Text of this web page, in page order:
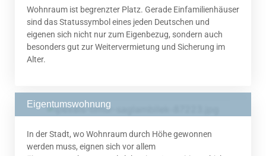
Wohnraum ist begrenzter Platz. Gerade Einfamilienhäuser
sind das Statussymbol eines jeden Deutschen und
eigenen sich nicht nur zum Eigenbezug, sondern auch
besonders gut zur Weitervermietung und Sicherung im
Alter.
Eigentumswohnung
In der Stadt, wo Wohnraum durch Höhe gewonnen
werden muss, eignen sich vor allem